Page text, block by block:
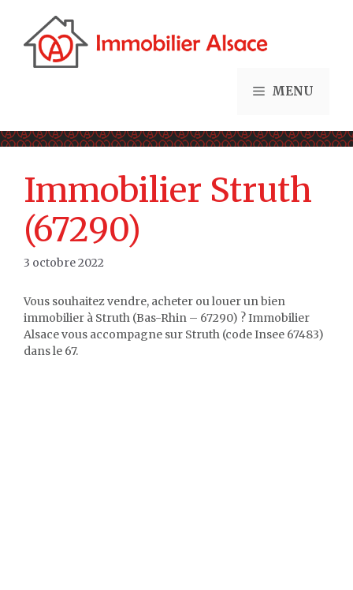
contenu
MENU
Immobilier Struth
(67290)
3 octobre 2022
Vous souhaitez vendre, acheter ou louer un bien
immobilier à Struth (Bas-Rhin – 67290) ? Immobilier
Alsace vous accompagne sur Struth (code Insee 67483)
dans le 67.